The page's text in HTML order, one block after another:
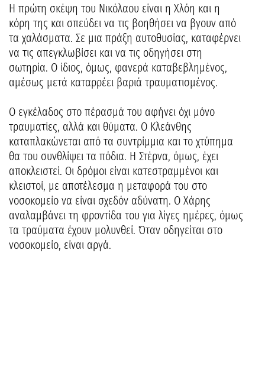
Η πρώτη σκέψη του Νικόλαου είναι η Χλόη και η
κόρη της και σπεύδει να τις βοηθήσει να βγουν από
τα χαλάσματα. Σε μια πράξη αυτοθυσίας, καταφέρνει
να τις απεγκλωβίσει και να τις οδηγήσει στη
σωτηρία. Ο ίδιος, όμως, φανερά καταβεβλημένος,
αμέσως μετά καταρρέει βαριά τραυματισμένος.
Ο εγκέλαδος στο πέρασμά του αφήνει όχι μόνο
τραυματίες, αλλά και θύματα. Ο Κλεάνθης
καταπλακώνεται από τα συντρίμμια και το χτύπημα
θα του συνθλίψει τα πόδια. Η Στέρνα, όμως, έχει
αποκλειστεί. Οι δρόμοι είναι κατεστραμμένοι και
κλειστοί, με αποτέλεσμα η μεταφορά του στο
νοσοκομείο να είναι σχεδόν αδύνατη. Ο Χάρης
αναλαμβάνει τη φροντίδα του για λίγες ημέρες, όμως
τα τραύματα έχουν μολυνθεί. Όταν οδηγείται στο
νοσοκομείο, είναι αργά.